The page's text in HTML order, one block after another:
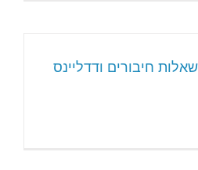
חיבורים ודדליינס